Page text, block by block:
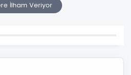
İlham Veriyor